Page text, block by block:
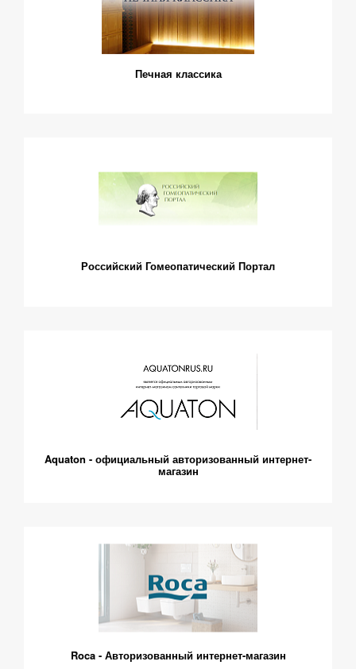
Печная классика
Российский Гомеопатический Портал
Aquaton - официальный авторизованный интернет-
магазин
Roca - Авторизованный интернет-магазин